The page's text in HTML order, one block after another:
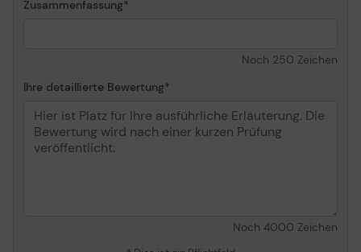
Zusammenfassung
Noch 250 Zeichen
Ihre detaillierte Bewertung
Noch 4000 Zeichen